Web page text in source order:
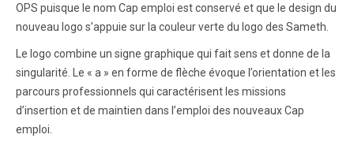
OPS puisque le nom Cap emploi est conservé et que le design du
nouveau logo s’appuie sur la couleur verte du logo des Sameth.
Le logo combine un signe graphique qui fait sens et donne de la
singularité. Le « a » en forme de flèche évoque l’orientation et les
parcours professionnels qui caractérisent les missions
d’insertion et de maintien dans l’emploi des nouveaux Cap
emploi.